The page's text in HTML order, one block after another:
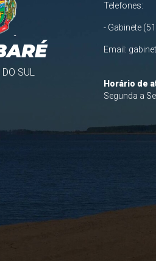
SUL
Telefones:
- Gabinete
Email:
Horário de
Segunda a